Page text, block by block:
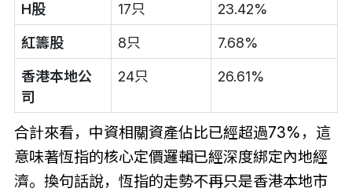
H股 17只 23.42%
紅籌股 8只 7.68%
香港本地公
司
24只 26.61%
合計來看，中資相關資產佔比已經超過73%，這
意味著恆指的核心定價邏輯已經深度綁定內地經
濟。換句話說，恆指的走勢不再只是香港本地市